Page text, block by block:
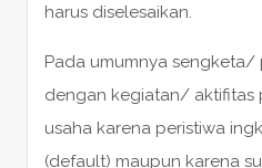
harus diselesaikan.
Pada umumnya sengketa/
dengan kegiatan/ aktifitas
usaha karena peristiwa
(default) maupun karena